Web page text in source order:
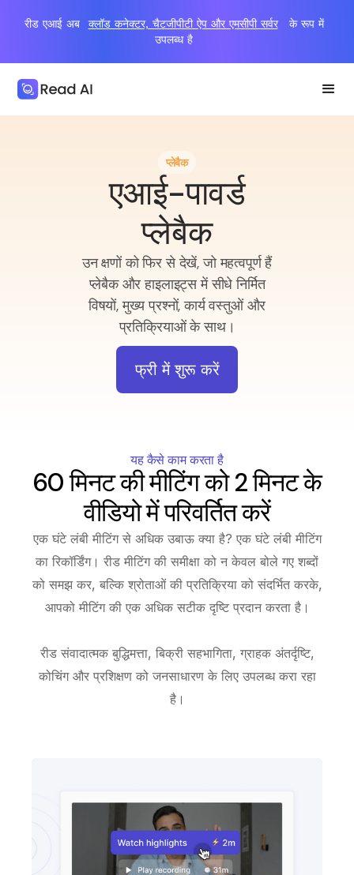
रीड एआई अब क्लॉड कनेक्टर, चैटजीपीटी ऐप और एमसीपी सर्वर
के रूप में
उपलब्ध है
प्लेबैक
एआई-पावर्ड
प्लेबैक
उन क्षणों को फिर से देखें, जो महत्वपूर्ण हैं
प्लेबैक और हाइलाइट्स में सीधे निर्मित
विषयों, मुख्य प्रश्नों, कार्य वस्तुओं और
प्रतिक्रियाओं के साथ।
फ्री में शुरू करें
यह कैसे काम करता है
60 मिनट की मीटिंग को 2 मिनट के
वीडियो में परिवर्तित करें
एक घंटे लंबी मीटिंग से अधिक उबाऊ क्या है? एक घंटे लंबी मीटिंग
का रिकॉर्डिंग। रीड मीटिंग की समीक्षा को न केवल बोले गए शब्दों
को समझ कर, बल्कि श्रोताओं की प्रतिक्रिया को संदर्भित करके,
आपको मीटिंग की एक अधिक सटीक दृष्टि प्रदान करता है।
रीड संवादात्मक बुद्धिमत्ता, बिक्री सहभागिता, ग्राहक अंतर्दृष्टि,
कोचिंग और प्रशिक्षण को जनसाधारण के लिए उपलब्ध करा रहा
है।